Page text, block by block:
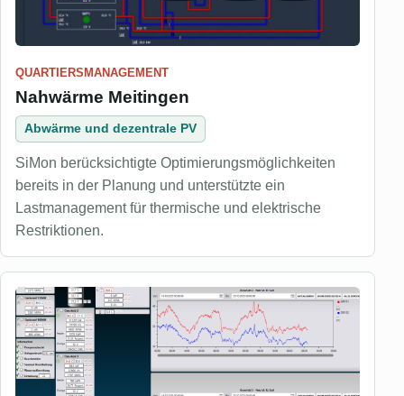
QUARTIERSMANAGEMENT
Nahwärme Meitingen
Abwärme und dezentrale PV
SiMon berücksichtigte Optimierungsmöglichkeiten
bereits in der Planung und unterstützte ein
Lastmanagement für thermische und elektrische
Restriktionen.